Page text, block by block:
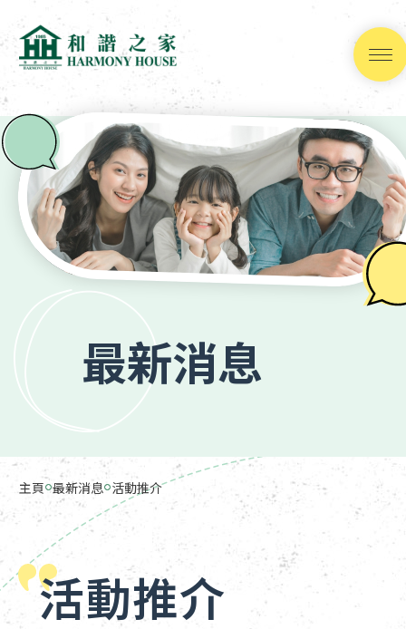
跳
到
內
容
(按
輸
入
鍵)
最新消息
主頁 最新消息 活動推介
活動推介